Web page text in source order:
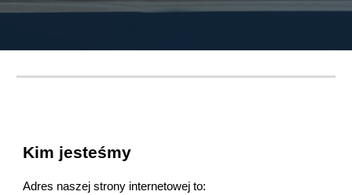
Kim jesteśmy